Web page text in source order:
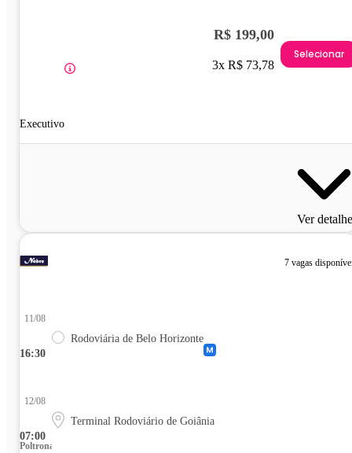
Executivo
R$ 199,00
3x R$ 73,78
Selecionar
Ver
7 vagas
16:30
11/08
Rodoviária de Belo Horizonte
07:00
12/08
Terminal Rodoviário de Goiânia
Poltrona